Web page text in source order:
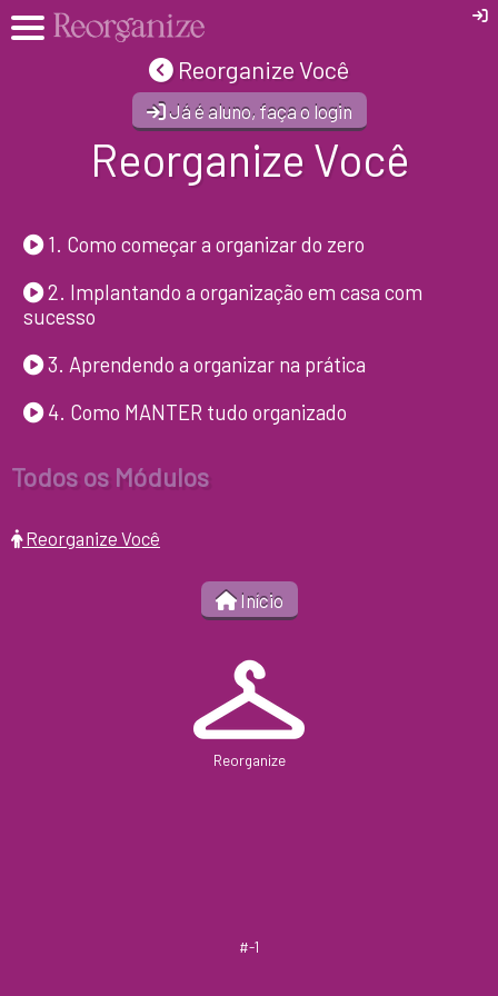
Reorganize Você
Já é aluno, faça o login
Reorganize Você
1. Como começar a organizar do zero
2. Implantando a organização em casa com
sucesso
3. Aprendendo a organizar na prática
4. Como MANTER tudo organizado
Todos os Módulos
Reorganize Você
Início
Reorganize
#-1